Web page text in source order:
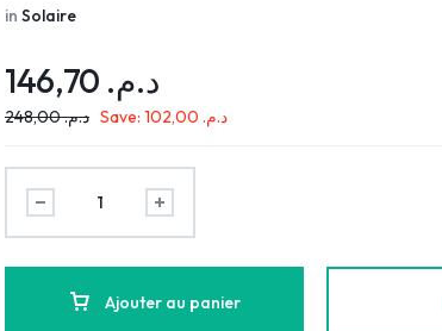
inSolaire
د.م.
د.م.248,00 Save: د.م.102,00
Ajouter au panier